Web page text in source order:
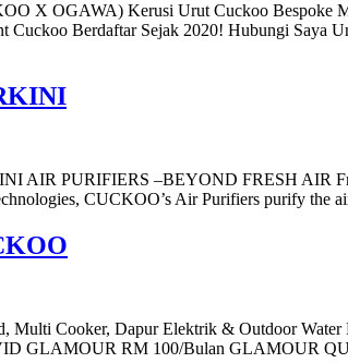
OGAWA) Kerusi Urut Cuckoo Bespoke
Berdaftar Sejak 2020! Hubungi Saya
PURIFIERS –BEYOND FRESH AIR
CUCKOO’s Air Purifiers purify
Cooker, Dapur Elektrik & Outdoor
GLAMOUR RM 100/Bulan GLAMOUR